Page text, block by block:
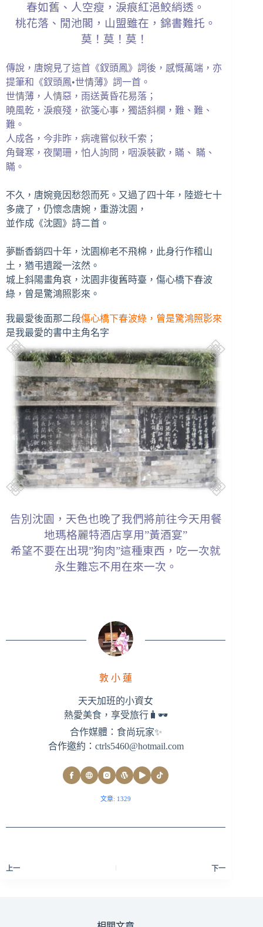
春如舊、人空瘦，淚痕紅浥鮫綃透。
桃花落、閒池閣，山盟雖在，錦書難托。
莫！莫！莫！
傳說，唐婉見了這首《釵頭鳳》詞後，感慨萬端，亦
提筆和《釵頭鳳•世情薄》詞一首。
世情薄，人情惡，雨送黃昏花易落；
曉風乾，淚痕殘，欲箋心事，獨語斜欄，難、難、
難。
人成各，今非昨，病魂嘗似秋千索；
角聲寒，夜闌珊，怕人詢問，咽淚裝歡，瞞、 瞞、
瞞。
不久，唐婉竟因愁怨而死。又過了四十年，陸遊七十
多歲了，仍懷念唐婉，重游沈園，
並作成《沈園》詩二首。
夢斷香銷四十年，沈園柳老不飛棉，此身行作稽山
土，猶弔遺蹤一泫然。
城上斜陽畫角哀，沈園非復舊時臺，傷心橋下春波
綠，曾是驚鴻照影來。
我最愛後面那二段傷心橋下春波綠，曾是驚鴻照影來
是我最愛的書中主角名字
告別沈園，天色也晚了我們將前往今天用餐
地瑪格麗特酒店享用”黃酒宴”
希望不要在出現”狗肉”這種東西，吃一次就
永生難忘不用在來一次。
敦 小 蓮
天天加班的小資女
熱愛美食，享受旅行🧳🕶
合作媒體：食尚玩家✨
合作邀約： ctrls5460@hotmail.com
文章: 1329
上一 下一